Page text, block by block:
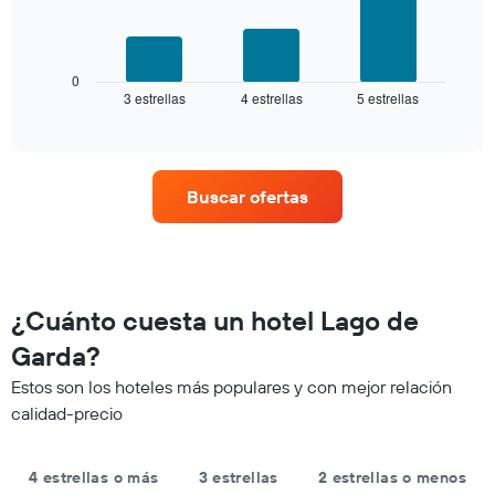
gráfico
hoteles
estrellas.
El
gráfico
muestra
X
muestra
semana,
calculado
a
de
los
y
3 estrellas 4 estrellas 5 estrellas
0
Buscar ofertas
¿Cuánto cuesta un hotel Lago de
Garda?
Estos son los hoteles más populares y con mejor relación
calidad-precio
4 estrellas o más 3 estrellas 2 estrellas o menos